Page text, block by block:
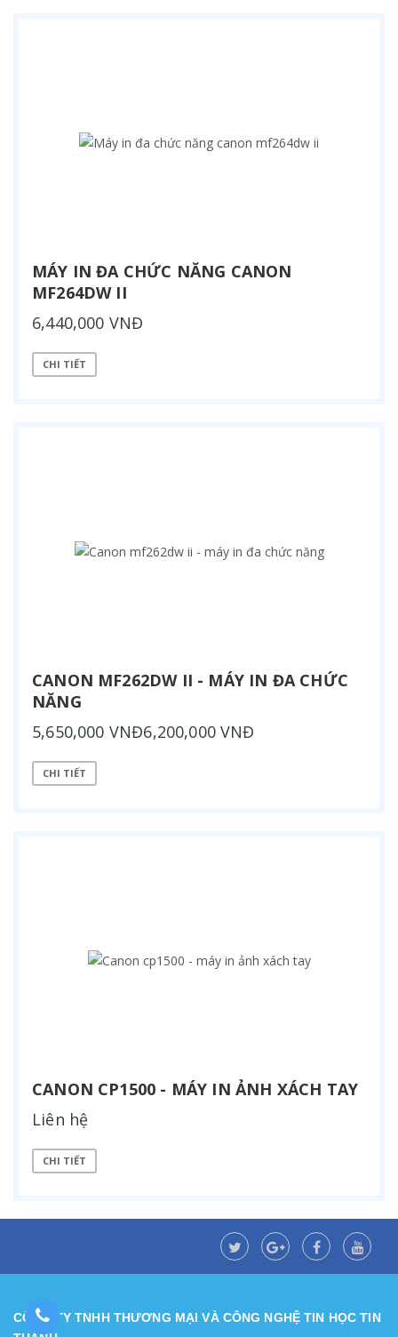
MÁY IN ĐA CHỨC NĂNG CANON
MF264DW II
6,440,000 VNĐ
CHI TIẾT
CANON MF262DW II - MÁY IN ĐA CHỨC
NĂNG
5,650,000 VNĐ6,200,000 VNĐ
CHI TIẾT
CANON CP1500 - MÁY IN ẢNH XÁCH TAY
Liên hệ
CHI TIẾT
CÔNG TY TNHH THƯƠNG MẠI VÀ CÔNG NGHỆ TIN HỌC TIN